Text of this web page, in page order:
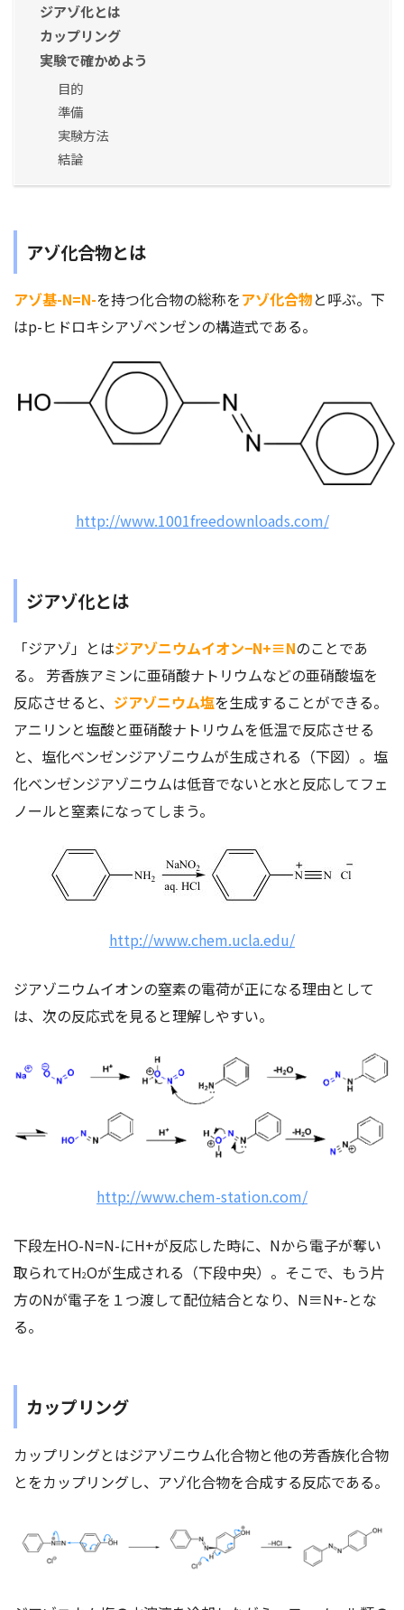
ジアゾ化とは
カップリング
実験で確かめよう
目的
準備
実験方法
結論
アゾ化合物とは
アゾ基-N=N-を持つ化合物の総称をアゾ化合物と呼ぶ。下
はp-ヒドロキシアゾベンゼンの構造式である。
http://www.1001freedownloads.com/
ジアゾ化とは
「ジアゾ」とはジアゾニウムイオン−N+≡Nのことであ
る。 芳香族アミンに亜硝酸ナトリウムなどの亜硝酸塩を
反応させると、 ジアゾニウム塩を生成することができる。
アニリンと塩酸と亜硝酸ナトリウムを低温で反応させる
と、塩化ベンゼンジアゾニウムが生成される（下図）。塩
化ベンゼンジアゾニウムは低音でないと水と反応してフェ
ノールと窒素になってしまう。
http://www.chem.ucla.edu/
ジアゾニウムイオンの窒素の電荷が正になる理由として
は、次の反応式を見ると理解しやすい。
http://www.chem-station.com/
下段左HO-N=N-にH+が反応した時に、Nから電子が奪い
取られてH2Oが生成される（下段中央）。そこで、もう片
方のNが電子を１つ渡して配位結合となり、N≡N+-とな
る。
カップリング
カップリングとはジアゾニウム化合物と他の芳香族化合物
とをカップリングし、アゾ化合物を合成する反応である。